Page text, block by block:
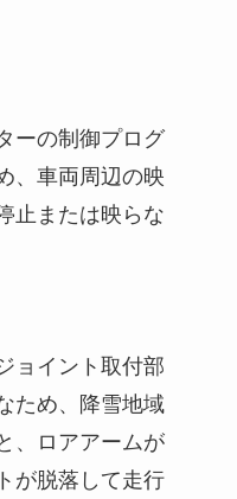
ーの制御プログ
、車両周辺の映
止または映らな
ョイント取付部
ため、降雪地域
、ロアアームが
が脱落して走行